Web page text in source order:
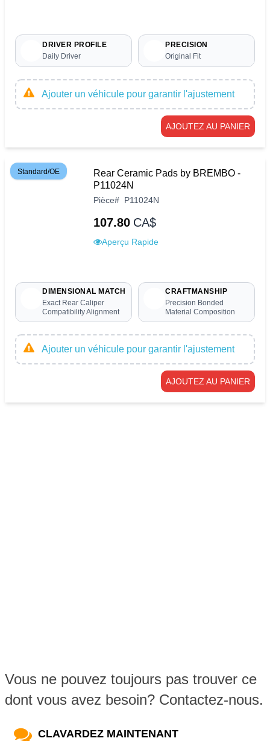
DRIVER PROFILE
Daily Driver
PRECISION
Original Fit
Ajouter un véhicule pour garantir l'ajustement
AJOUTEZ AU PANIER
Standard/OE
Rear Ceramic Pads by BREMBO -
P11024N
Pièce# P11024N
107.80 CA$
Aperçu Rapide
DIMENSIONAL MATCH
Exact Rear Caliper
Compatibility Alignment
CRAFTMANSHIP
Precision Bonded
Material Composition
Ajouter un véhicule pour garantir l'ajustement
AJOUTEZ AU PANIER
Vous ne pouvez toujours pas trouver ce
dont vous avez besoin? Contactez-nous.
CLAVARDEZ MAINTENANT